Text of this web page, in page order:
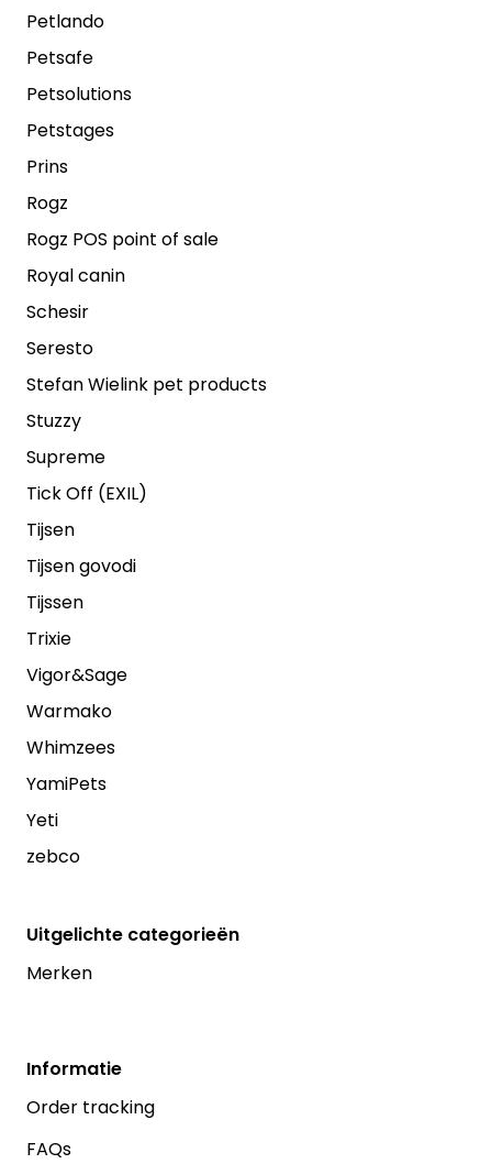
Petlando
Petsafe
Petsolutions
Petstages
Prins
Rogz
Rogz POS point of sale
Royal canin
Schesir
Seresto
Stefan Wielink pet products
Stuzzy
Supreme
Tick Off (EXIL)
Tijsen
Tijsen govodi
Tijssen
Trixie
Vigor&Sage
Warmako
Whimzees
YamiPets
Yeti
zebco
Uitgelichte categorieën
Merken
Informatie
Order tracking
FAQs